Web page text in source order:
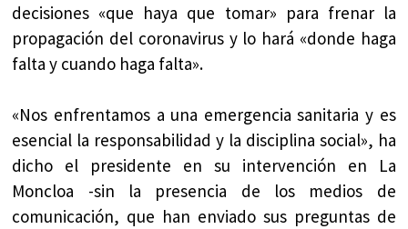
decisiones «que haya que tomar» para frenar la
propagación del coronavirus y lo hará «donde haga
falta y cuando haga falta».
«Nos enfrentamos a una emergencia sanitaria y es
esencial la responsabilidad y la disciplina social», ha
dicho el presidente en su intervención en La
Moncloa -sin la presencia de los medios de
comunicación, que han enviado sus preguntas de